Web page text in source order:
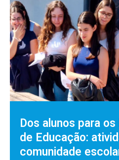
Dos alunos para
de Educação:
comunidade